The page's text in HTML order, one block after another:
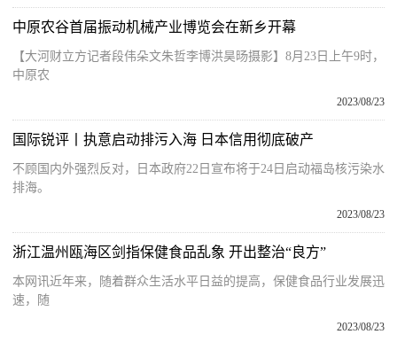
中原农谷首届振动机械产业博览会在新乡开幕
【大河财立方记者段伟朵文朱哲李博洪昊旸摄影】8月23日上午9时，
中原农
2023/08/23
国际锐评丨执意启动排污入海 日本信用彻底破产
不顾国内外强烈反对，日本政府22日宣布将于24日启动福岛核污染水
排海。
2023/08/23
浙江温州瓯海区剑指保健食品乱象 开出整治“良方”
本网讯近年来，随着群众生活水平日益的提高，保健食品行业发展迅
速，随
2023/08/23